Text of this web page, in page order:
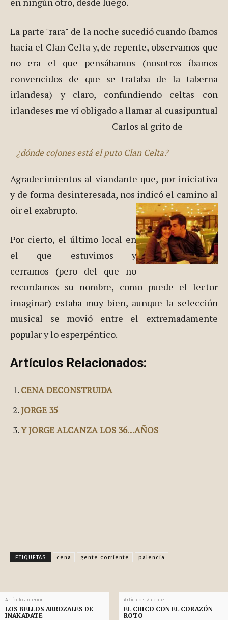
La parte "rara" de la noche sucedió cuando íbamos
hacia el Clan Celta y, de repente, observamos que
no era el que pensábamos (nosotros íbamos
convencidos de que se trataba de la taberna
irlandesa) y claro, confundiendo celtas con
irlandeses me ví obligado a llamar al cuasipuntual
Carlos al grito de
¿dónde cojones está el puto Clan Celta?
Agradecimientos al viandante que, por iniciativa
y de forma desinteresada, nos indicó el camino al
oir el exabrupto.
Por cierto, el último local en
el que estuvimos y
cerramos (pero del que no
recordamos su nombre, como puede el lector
imaginar) estaba muy bien, aunque la selección
musical se movió entre el extremadamente
popular y lo esperpéntico.
Artículos Relacionados:
CENA DECONSTRUIDA
JORGE 35
Y JORGE ALCANZA LOS 36…AÑOS
ETIQUETAS cena gente corriente palencia
Artículo anterior
LOS BELLOS ARROZALES DE
INAKADATE
Artículo siguiente
EL CHICO CON EL CORAZÓN
ROTO